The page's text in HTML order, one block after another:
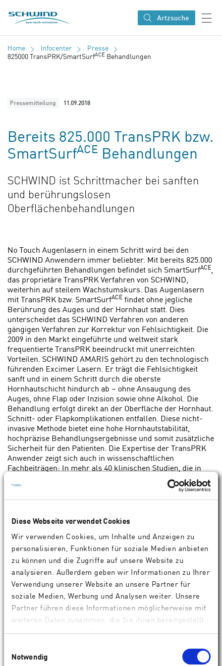
Diese Webseite verwendet Cookies
Wir verwenden Cookies, um Inhalte und Anzeigen zu
personalisieren, Funktionen für soziale Medien anbieten
zu können und die Zugriffe auf unsere Website zu
analysieren. Außerdem geben wir Informationen zu Ihrer
Verwendung unserer Website an unsere Partner für
soziale Medien, Werbung und Analysen weiter. Unsere
Partner führen diese Informationen möglicherweise mit
weiteren Daten zusammen, die Sie ihnen bereitgestellt
haben oder die sie im Rahmen Ihrer Nutzung der
Notwendig
SCHWIND eye-tech solutions
Artzsuche
Home Infocenter
Presse
825000 TransPRK/SmartSurfACE Behandlungen
Pressemitteilung 11.09.2018
Bereits 825.000 TransPRK bzw.
SmartSurfACE Behandlungen
SCHWIND ist Schrittmacher bei sanften
und berührungslosen
Oberflächenbehandlungen
No Touch Augenlasern in einem Schritt wird bei den
SCHWIND Anwendern immer beliebter. Mit bereits 825.000
durchgeführten Behandlungen befindet sich SmartSurfACE,
das proprietäre TransPRK Verfahren von SCHWIND,
weiterhin auf steilem Wachstumskurs. Das Augenlasern
mit TransPRK bzw. SmartSurfACE findet ohne jegliche
Berührung des Auges und der Hornhaut statt. Dies
unterscheidet das SCHWIND Verfahren von anderen
gängigen Verfahren zur Korrektur von Fehlsichtigkeit. Die
2009 in den Markt eingeführte und weltweit stark
frequentierte TransPRK beeindruckt mit unerreichten
Vorteilen. SCHWIND AMARIS gehört zu den technologisch
führenden Excimer Lasern. Er trägt die Fehlsichtigkeit
sanft und in einem Schritt durch die oberste
Hornhautschicht hindurch ab – ohne Ansaugung des
Auges, ohne Flap oder Inzision sowie ohne Alkohol. Die
Behandlung erfolgt direkt an der Oberfläche der Hornhaut.
Schnitt- oder Flapkomplikationen entfallen. Diese nicht-
invasive Methode bietet eine hohe Hornhautstabilität,
hochpräzise Behandlungsergebnisse und somit zusätzliche
Sicherheit für den Patienten. Die Expertise der TransPRK
Anwender zeigt sich auch in wissenschaftlichen
Fachbeiträgen: In mehr als 40 klinischen Studien, die in
internationalen, peer reviewed Publikationen veröffentlicht
wurden, hat die TransPRK ihre hohe Wirksamkeit
bewiesen.
Der besondere Vorteil der Oberflächenbehandlung
ACE
erprobten TransPRK Verfahrens und der 2015 eingeführten
SCHWIND SmartPulse Technologie. Damit lassen sich die
Laserpulse optimierter anordnen und dichter positionieren
als zuvor. Dies verbessert die Sehqualität in der frühen
postoperativen Phase und verkürzt den Heilungsprozess
maßgeblich. Dadurch erleben Patienten direkt nach der
Augenlaserbehandlung einen „Wow“-Effekt in punkto
Seheindruck. Dies wird in einer SCHWIND Multicenter-
Studie mit mehr als 1000 Augen nachhaltig dokumentiert.
Das Verfahren zeichnet sich zudem durch
ist
einfach zu handhaben und lässt sich zeitsparend